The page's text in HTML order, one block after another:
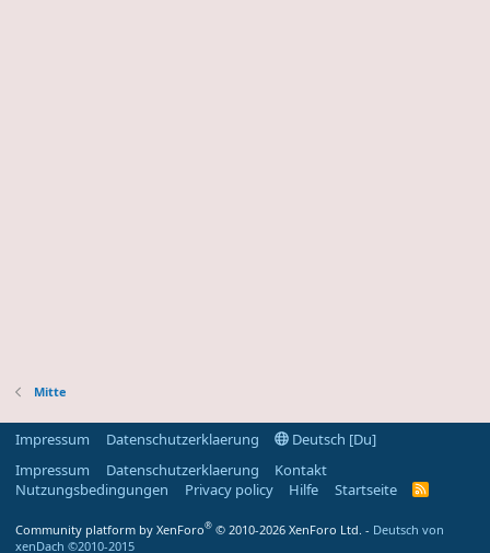
Mitte
Impressum Datenschutzerklaerung
Deutsch [Du]
Impressum
Datenschutzerklaerung
Kontakt
Nutzungsbedingungen
Privacy policy Hilfe Startseite
R
-
Community platform by XenForo® © 2010-2026 XenForo Ltd. - Deutsch von
xenDach ©2010-2015